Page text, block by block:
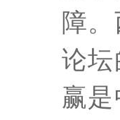
障
论
赢